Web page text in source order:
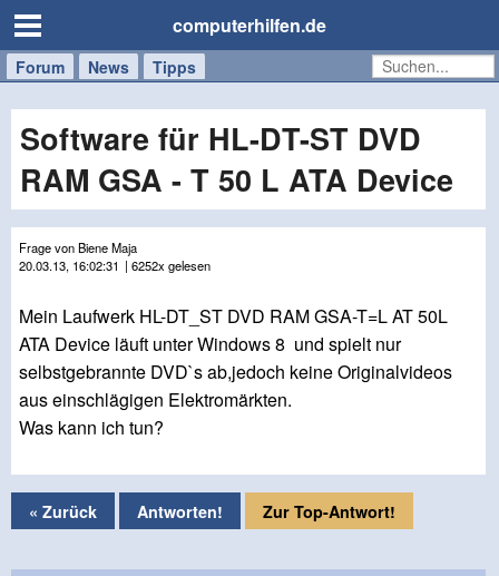
computerhilfen.de
Forum News Tipps
Handy
Tablet
Windows
Mac
Software für HL-DT-ST DVD
RAM GSA - T 50 L ATA Device
Frage von Biene Maja
20.03.13, 16:02:31 | 6252x gelesen
Mein Laufwerk HL-DT_ST DVD RAM GSA-T=L AT 50L
ATA Device läuft unter Windows 8 und spielt nur
selbstgebrannte DVD`s ab,jedoch keine Originalvideos
aus einschlägigen Elektromärkten.
Was kann ich tun?
« Zurück Antworten! Zur Top-Antwort!